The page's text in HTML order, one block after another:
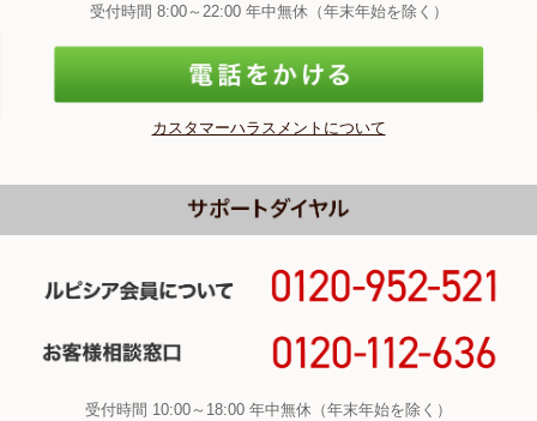
受付時間 8:00～22:00 年中無休（年末年始を除く）
カスタマーハラスメントについて
受付時間 10:00～18:00 年中無休（年末年始を除く）